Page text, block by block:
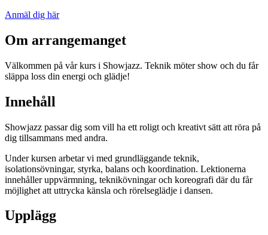
Anmäl dig här
Om arrangemanget
Välkommen på vår kurs i Showjazz. Teknik möter show och du får
släppa loss din energi och glädje!
Innehåll
Showjazz passar dig som vill ha ett roligt och kreativt sätt att röra på
dig tillsammans med andra.
Under kursen arbetar vi med grundläggande teknik,
isolationsövningar, styrka, balans och koordination. Lektionerna
innehåller uppvärmning, teknikövningar och koreografi där du får
möjlighet att uttrycka känsla och rörelseglädje i dansen.
Upplägg